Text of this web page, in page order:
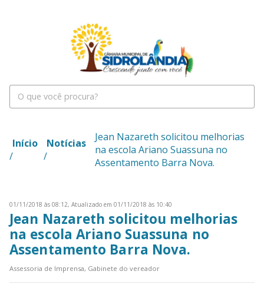
Início
/
Notícias
/
Jean Nazareth solicitou melhorias
na escola Ariano Suassuna no
Assentamento Barra Nova.
01/11/2018 às 08:12, Atualizado em 01/11/2018 às 10:40
Jean Nazareth solicitou melhorias
na escola Ariano Suassuna no
Assentamento Barra Nova.
Assessoria de Imprensa, Gabinete do vereador